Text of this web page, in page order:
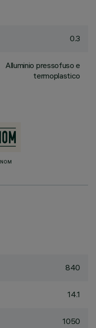
0.3
Alluminio pressofuso e
termoplastico
NOM
840
14.1
1050